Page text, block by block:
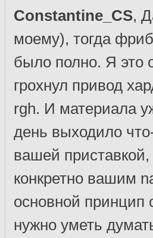
Constantine_CS,
моему), тогда
было полно. Я это
грохнул привод
rgh. И материала
день выходило
вашей
конкретно вашим
основной принцип
нужно уметь